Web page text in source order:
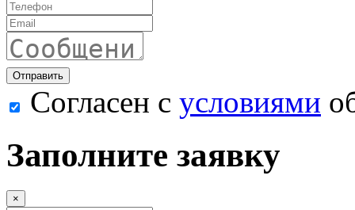
Согласен с условиями
Заполните заявку
×